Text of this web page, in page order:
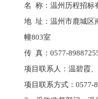
名
称：温州历程招标
地 址： 温州市鹿城区
幢803室
传 真：0577-
项目联系人：温碧霞、
项目联系方式： 0577-